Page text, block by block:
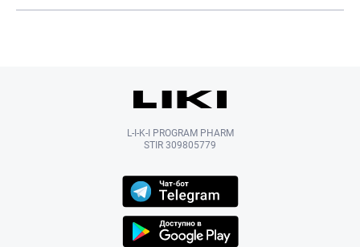
L-I-K-I PROGRAM PHARM
STIR 309805779